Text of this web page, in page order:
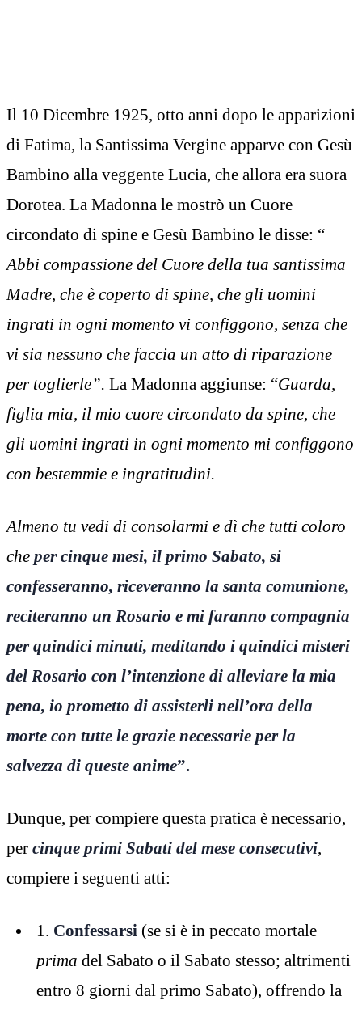
Il 10 Dicembre 1925, otto anni dopo le apparizioni
di Fatima, la Santissima Vergine apparve con Gesù
Bambino alla veggente Lucia, che allora era suora
Dorotea. La Madonna le mostrò un Cuore
circondato di spine e Gesù Bambino le disse: “
Abbi compassione del Cuore della tua santissima
Madre, che è coperto di spine, che gli uomini
ingrati in ogni momento vi configgono, senza che
vi sia nessuno che faccia un atto di riparazione
per toglierle”. La Madonna aggiunse: “Guarda,
figlia mia, il mio cuore circondato da spine, che
gli uomini ingrati in ogni momento mi configgono
con bestemmie e ingratitudini.
Almeno tu vedi di consolarmi e dì che tutti coloro
che per cinque mesi, il primo Sabato, si
confesseranno, riceveranno la santa comunione,
reciteranno un Rosario e mi faranno compagnia
per quindici minuti, meditando i quindici misteri
del Rosario con l’intenzione di alleviare la mia
pena, io prometto di assisterli nell’ora della
morte con tutte le grazie necessarie per la
salvezza di queste anime”.
Dunque, per compiere questa pratica è necessario,
per cinque primi Sabati del mese consecutivi,
compiere i seguenti atti:
1. Confessarsi (se si è in peccato mortale
prima del Sabato o il Sabato stesso; altrimenti
entro 8 giorni dal primo Sabato), offrendo la